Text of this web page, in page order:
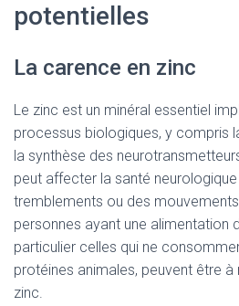
potentielles
La carence en zinc
Le zinc est un minéral essentiel
processus biologiques, y compris
la synthèse des
peut affecter la santé
tremblements ou des
personnes ayant une alimentation
particulier celles qui ne
protéines animales, peuvent être
zinc.